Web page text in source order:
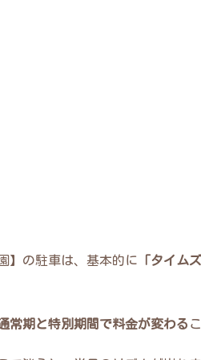
】の駐車は、基本的に 「タイム
常期と特別期間で料金が変わる